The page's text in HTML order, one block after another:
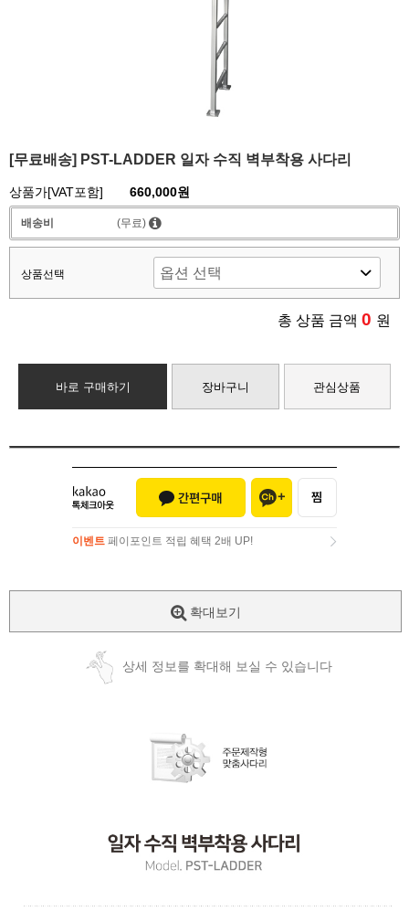
[무료배송] PST-LADDER 일자 수직 벽부착용 사다리
상품가[VAT포함] 660,000원
배송비 (무료)
상품선택
총 상품 금액 0 원
바로 구매하기 장바구니 관심상품
이벤트 페이포인트 적립 혜택 2배 UP!
확대보기
상세 정보를 확대해 보실 수 있습니다